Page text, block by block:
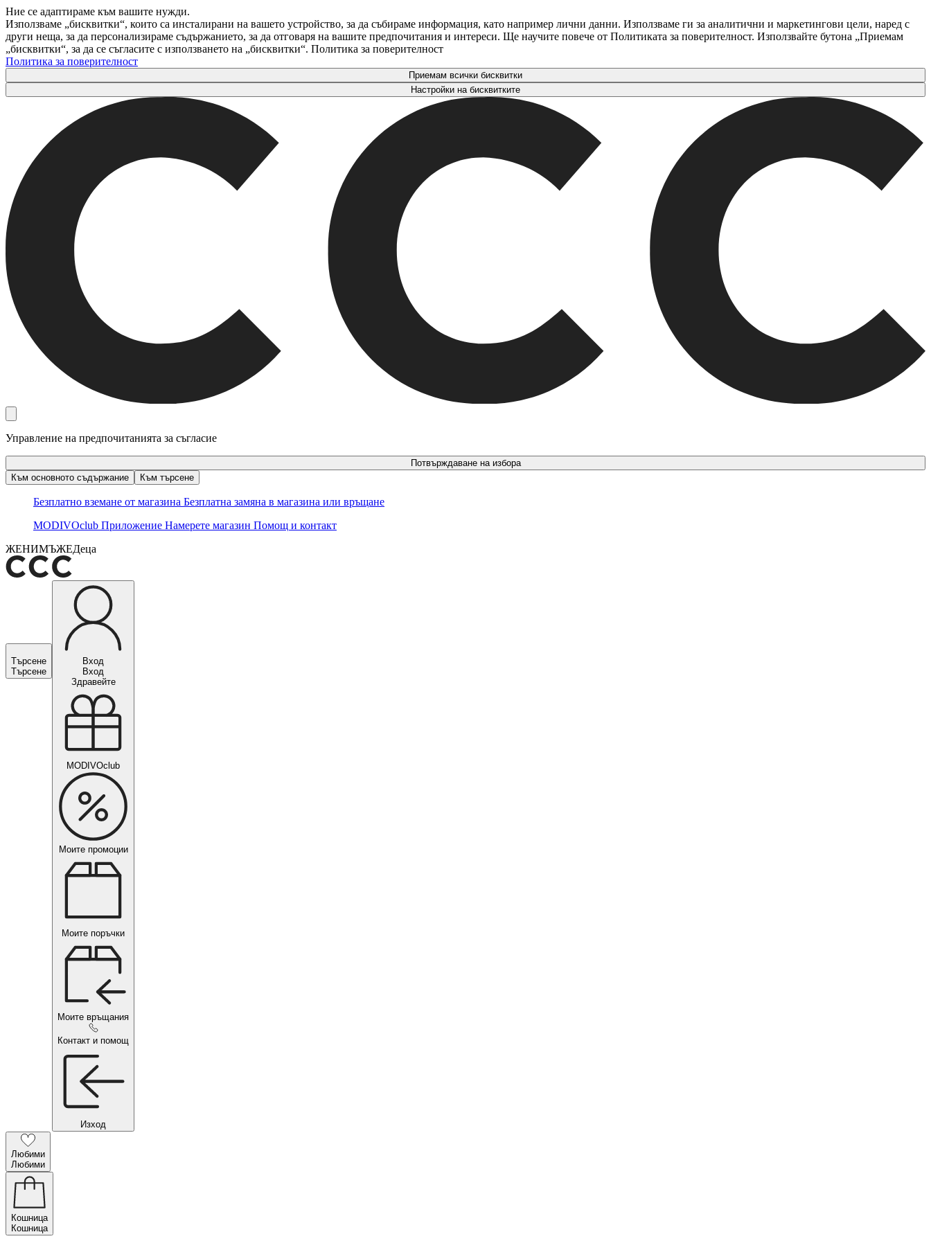
Ние се адаптираме към вашите нужди.
Използваме „бисквитки“, които са инсталирани на вашето устройство, за да събираме информация, като например лични данни. Използваме ги за аналитични и маркетингови цели, наред с
други неща, за да персонализираме съдържанието, за да отговаря на вашите предпочитания и интереси. Ще научите повече от Политиката за поверителност. Използвайте бутона „Приемам
„бисквитки“, за да се съгласите с използването на „бисквитки“. Политика за поверителност
Политика за поверителност
Приемам всички бисквитки
Настройки на бисквитките
Управление на предпочитанията за съгласие
Потвърждаване на избора
Към основното съдържание
Към търсене
Безплатно вземане от магазина Безплатна замяна в магазина или връщане
MODIVOclub Приложение Намерете магазин Помощ и контакт
ЖЕНИМЪЖЕДеца
Търсене
Търсене
Вход
Вход
Здравейте
MODIVOclub
Моите промоции
Моите поръчки
Моите връщания
Контакт и помощ
Изход
Любими
Любими
Кошница
Кошница